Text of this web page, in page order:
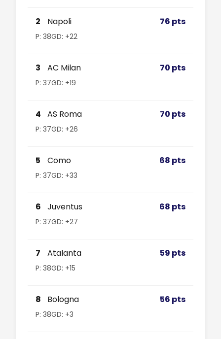
2 Napoli 76 pts
P: 38GD: +22
3 AC Milan 70 pts
P: 37GD: +19
4 AS Roma 70 pts
P: 37GD: +26
5 Como 68 pts
P: 37GD: +33
6 Juventus 68 pts
P: 37GD: +27
7 Atalanta 59 pts
P: 38GD: +15
8 Bologna 56 pts
P: 38GD: +3